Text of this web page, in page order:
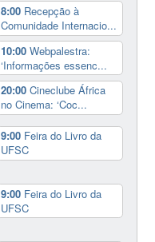
8:00 Recepção à
Comunidade Internacio...
10:00Webpalestra:
‘Informações essenc...
20:00Cineclube África
no Cinema: ‘Coc...
9:00 Feira do Livro da
UFSC
9:00 Feira do Livro da
UFSC